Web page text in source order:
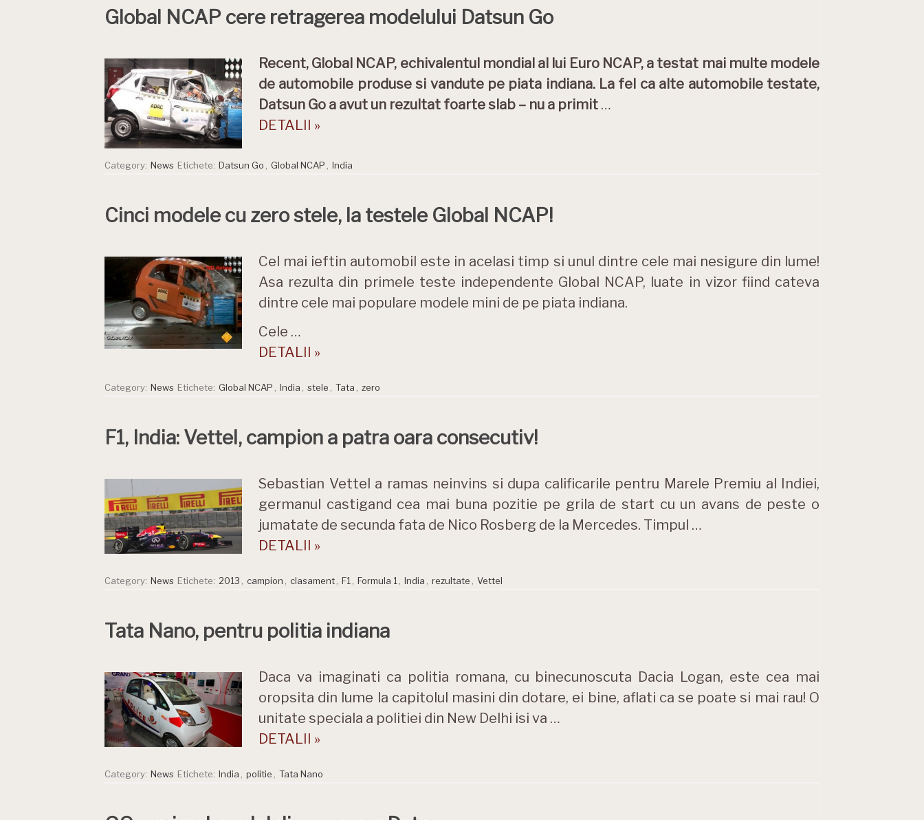
Global NCAP cere retragerea modelului Datsun Go
Recent, Global NCAP, echivalentul mondial al lui Euro NCAP, a testat mai multe modele
de automobile produse si vandute pe piata indiana. La fel ca alte automobile testate,
Datsun Go a avut un rezultat foarte slab – nu a primit …
DETALII »
Category: News Etichete: Datsun Go , Global NCAP , India
Cinci modele cu zero stele, la testele Global NCAP!
Cel mai ieftin automobil este in acelasi timp si unul dintre cele mai nesigure din lume!
Asa rezulta din primele teste independente Global NCAP, luate in vizor fiind cateva
dintre cele mai populare modele mini de pe piata indiana.
Cele …
DETALII »
Category: News Etichete: Global NCAP , India , stele , Tata , zero
F1, India: Vettel, campion a patra oara consecutiv!
Sebastian Vettel a ramas neinvins si dupa calificarile pentru Marele Premiu al Indiei,
germanul castigand cea mai buna pozitie pe grila de start cu un avans de peste o
jumatate de secunda fata de Nico Rosberg de la Mercedes. Timpul …
DETALII »
Category: News Etichete: 2013 , campion , clasament, F1, Formula 1, India , rezultate , Vettel
Tata Nano, pentru politia indiana
Daca va imaginati ca politia romana, cu binecunoscuta Dacia Logan, este cea mai
oropsita din lume la capitolul masini din dotare, ei bine, aflati ca se poate si mai rau! O
unitate speciala a politiei din New Delhi isi va …
DETALII »
Category: News Etichete: India , politie , Tata Nano